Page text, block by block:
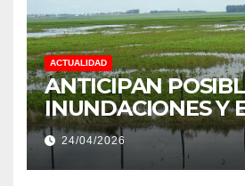
ACTUALIDAD
ANTICIPAN
INUNDACIONES Y
EXTREMOS:
NIÑO MUY
24/04/2026